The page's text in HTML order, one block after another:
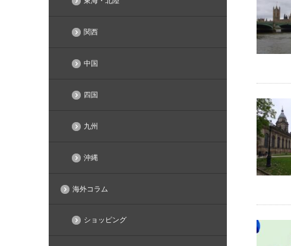
関西
中国
四国
九州
沖縄
海外コラム
ショッピング